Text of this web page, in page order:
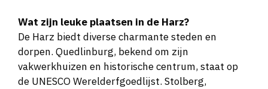
Wat zijn leuke plaatsen in de Harz?
De Harz biedt diverse charmante steden en
dorpen. Quedlinburg, bekend om zijn
vakwerkhuizen en historische centrum, staat op
de UNESCO Werelderfgoedlijst. Stolberg,